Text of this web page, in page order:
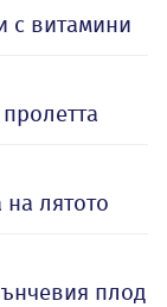
с витамини
лятото
плод